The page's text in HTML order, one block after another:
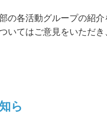
の各活動グループの紹
いてはご意見をいただ
ら